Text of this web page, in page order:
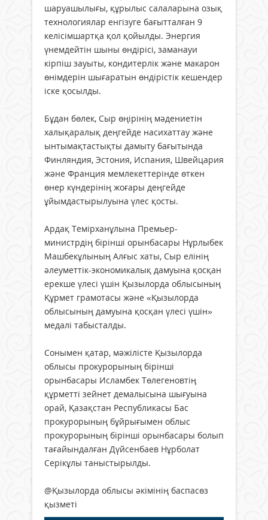
шаруашылығы, құрылыс салаларына озық
технологиялар енгізуге бағытталған 9
келісімшартқа қол қойылды. Энергия
үнемдейтін шыны өндірісі, заманауи
кірпіш зауыты, кондитерлік және макарон
өнімдерін шығаратын өндірістік кешендер
іске қосылды.
Бұдан бөлек, Сыр өңірінің мәдениетін
халықаралық деңгейде насихаттау және
ынтымақтастықты дамыту бағытында
Финляндия, Эстония, Испания, Швейцария
және Франция мемлекеттерінде өткен
өнер күндерінің жоғары деңгейде
ұйымдастырылуына үлес қосты.
Ардақ Темірханұлына Премьер-
министрдің бірінші орынбасары Нұрлыбек
Машбекұлының Алғыс хаты, Сыр елінің
әлеуметтік-экономикалық дамуына қосқан
ерекше үлесі үшін Қызылорда облысының
Құрмет грамотасы және «Қызылорда
облысының дамуына қосқан үлесі үшін»
медалі табысталды.
Сонымен қатар, мәжілісте Қызылорда
облысы прокурорының бірінші
орынбасары Исламбек Төлегеновтің
құрметті зейнет демалысына шығуына
орай, Қазақстан Республикасы Бас
прокурорының бұйрығымен облыс
прокурорының бірінші орынбасары болып
тағайындалған Дүйсенбаев Нұрболат
Серікұлы таныстырылды.
@Қызылорда облысы әкімінің баспасөз
қызметі